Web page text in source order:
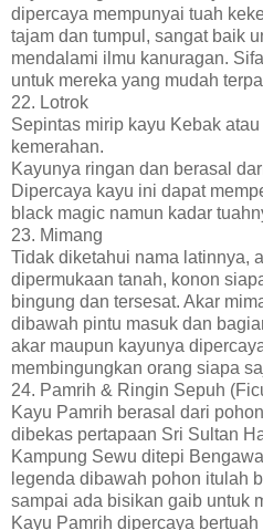
dipercaya mempunyai tuah
tajam dan tumpul, sangat baik
mendalami ilmu kanuragan.
untuk mereka yang mudah
22. Lotrok
Sepintas mirip kayu Kebak
kemerahan.
Kayunya ringan dan berasal
Dipercaya kayu ini dapat
black magic namun kadar
23. Mimang
Tidak diketahui nama latinnya,
dipermukaan tanah, konon
bingung dan tersesat. Akar
dibawah pintu masuk dan
akar maupun kayunya
membingungkan orang siapa
24. Pamrih & Ringin Sepuh
Kayu Pamrih berasal dari
dibekas pertapaan Sri Sultan
Kampung Sewu ditepi
legenda dibawah pohon itulah
sampai ada bisikan gaib untuk
Kayu Pamrih dipercaya